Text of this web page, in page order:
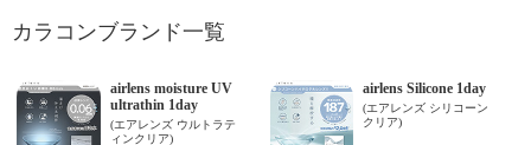
カラコンブランド一覧